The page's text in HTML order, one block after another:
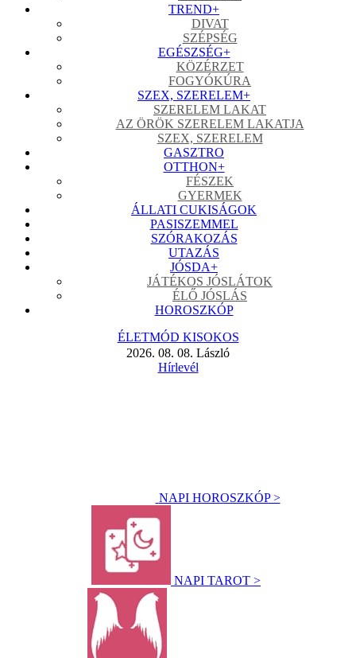
TREND+
DIVAT
SZÉPSÉG
EGÉSZSÉG+
KÖZÉRZET
FOGYÓKÚRA
SZEX, SZERELEM+
SZERELEM LAKAT
AZ ÖRÖK SZERELEM LAKATJA
SZEX, SZERELEM
GASZTRO
OTTHON+
FÉSZEK
GYERMEK
ÁLLATI CUKISÁGOK
PASISZEMMEL
SZÓRAKOZÁS
UTAZÁS
JÓSDA+
JÁTÉKOS JÓSLÁTOK
ÉLŐ JÓSLÁS
HOROSZKÓP
ÉLETMÓD KISOKOS
2026. 08. 08. László
Hírlevél
NAPI HOROSZKÓP >
NAPI TAROT >